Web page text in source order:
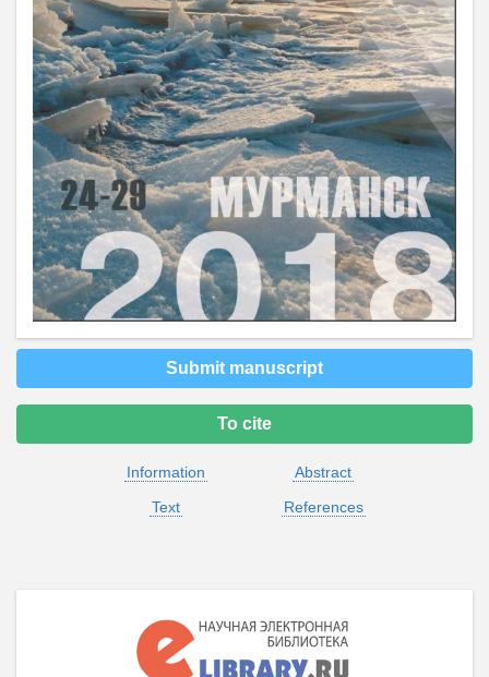
Submit manuscript
To cite
Information
Abstract
Text
References